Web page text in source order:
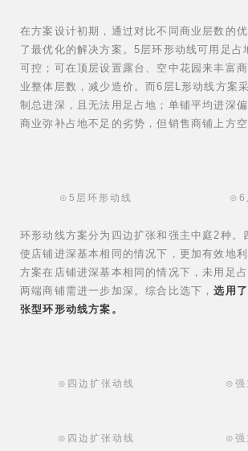
在方案设计初期，通过对比不同商业层数的
了最优化的解决方案。5层环形动线可用足占
可控；可在顶层设置露台、空中花园来丰富
业整体层数，减少造价。而6层L形动线方案
制总进深，且无法用足占地；单铺平均进深
商业弥补占地不足的劣势，但销售商铺上方空
⊙5层环形动线 ⊙6
环形动线方案分为 四边扩张和强主中庭2种。
使店铺进深基本相同的情况下，更加有效地
方案在店铺进深基本相同的情况下，未用足
两端商铺需进一步加深。综合比选下，选用
张型环形动线方案。
⊙四边扩张动线 ⊙强
⊙四边扩张动线 ⊙强